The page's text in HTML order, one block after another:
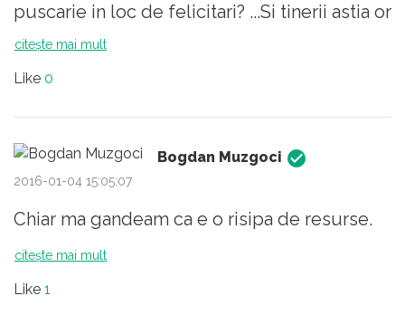
puscarie in loc de felicitari? ...Si tinerii astia or
sa faca puscarie? Intr-o tara ca asta eu n-as
nu stiu daca e bine sa ii felicit...
citește mai mult
Like 0
Bogdan Muzgoci
2016-01-04 15:05:07
Chiar ma gandeam ca e o risipa de resurse.
citește mai mult
Like 1